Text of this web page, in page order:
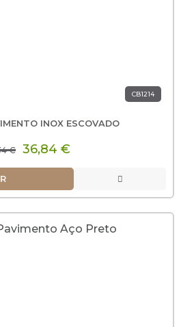
CB1214
INOX ESCOVADO
€ 36,84 €